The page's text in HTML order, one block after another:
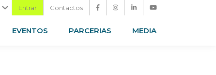
Entrar Contactos
EVENTOS PARCERIAS MEDIA